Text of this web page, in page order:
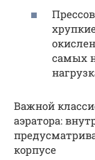
самых
Важной
аэратора:
корпусе